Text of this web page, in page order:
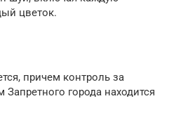
цветок.
причем контроль за
города находится